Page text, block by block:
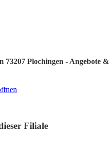
73207 Plochingen - Angebote &
Filiale